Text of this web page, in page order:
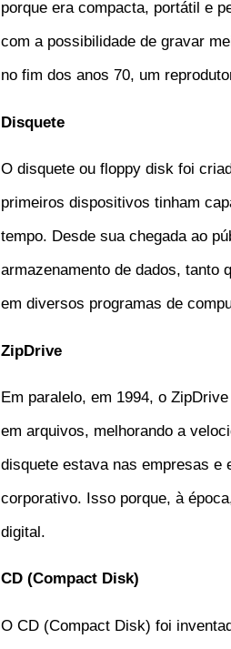
porque era compacta, portátil e
com a possibilidade de gravar
no fim dos anos 70, um
Disquete
O disquete ou floppy disk foi
primeiros dispositivos tinham
tempo. Desde sua chegada ao
armazenamento de dados, tanto
em diversos programas de
ZipDrive
Em paralelo, em 1994, o
em arquivos, melhorando a
disquete estava nas empresas e
corporativo. Isso porque, à
digital.
CD (Compact Disk)
O CD (Compact Disk) foi